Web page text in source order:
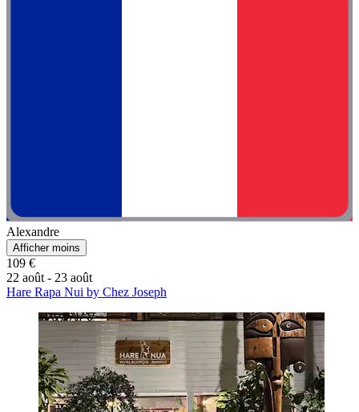
Alexandre
Afficher moins
109 €
22 août - 23 août
Hare Rapa Nui by Chez Joseph